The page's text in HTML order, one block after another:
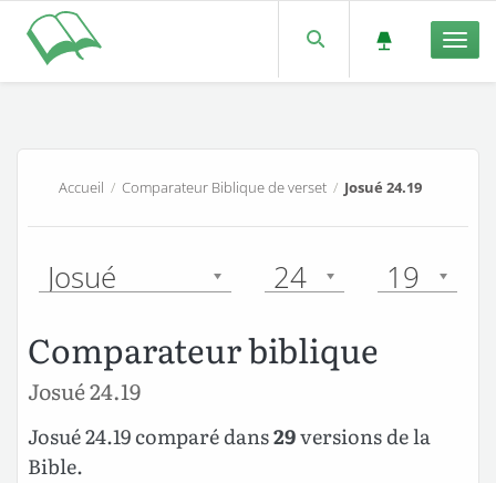
Accueil /Comparateur Biblique de verset / Josué 24.19
Josué 24 19
Comparateur biblique
Josué 24.19
Josué 24.19 comparé dans29versions de la
Bible.